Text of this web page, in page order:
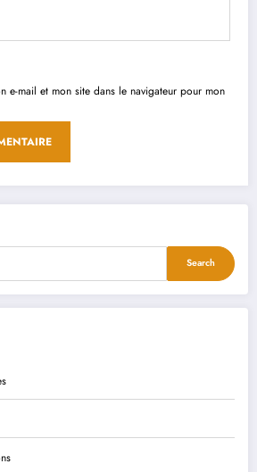
Search
e-mail et mon site dans le navigateur pour mon